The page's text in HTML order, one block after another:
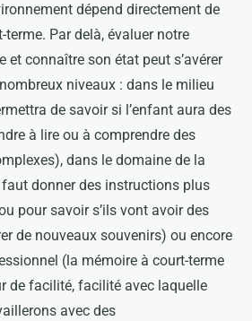
dépend directement de
Par delà, évaluer notre
et connaître son état peut s’avérer
niveaux : dans le milieu
de savoir si l’enfant aura des
à lire ou à comprendre des
dans le domaine de la
faut donner des instructions plus
pour savoir s’ils vont avoir des
de nouveaux souvenirs) ou encore
(la mémoire à court-terme
de facilité, facilité avec laquelle
avec des